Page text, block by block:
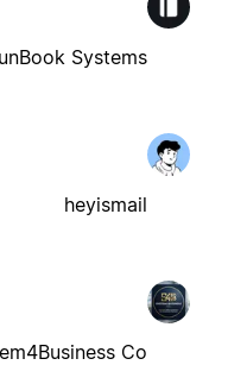
Systems
heyismail
Co